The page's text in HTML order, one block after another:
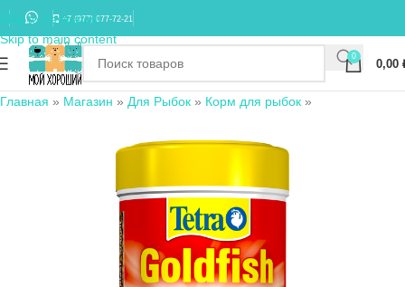
Skip to navigation
Skip to main content
+7 (977) 677-72-21
0
0,00
Главная » Магазин » Для Рыбок » Корм для рыбок »